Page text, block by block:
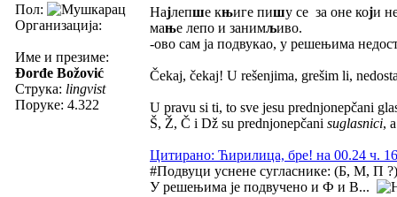
Пол:
Организација:
Име и презиме:
Đorđe Božović
Струка: lingvist
Поруке: 4.322
Најлепше књиге пишу се за оне који
мање лепо и занимљиво.
-ово сам ја подвукао, у решењима
Čekaj, čekaj! U rešenjima, grešim li,
U pravu si ti, to sve jesu prednjonepčani
Š, Ž, Č i Dž su prednjonepčani suglasnici,
Цитирано: Ћирилица, бре! на 00.24 ч.
#Подвуци уснене сугласнике: (Б, М, П ?)
У решењима је подвучено и Ф и В...